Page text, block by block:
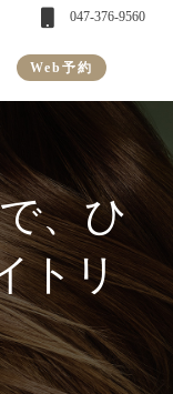
047-376-9560
Web予約
、ひ
トリ